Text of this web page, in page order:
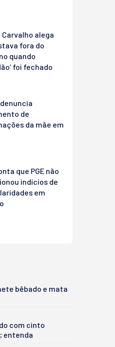
Carvalho alega
fora do
quando
foi fechado
de
da mãe em
que PGE não
indícios de
em
bêbado e mata
com cinto
entenda